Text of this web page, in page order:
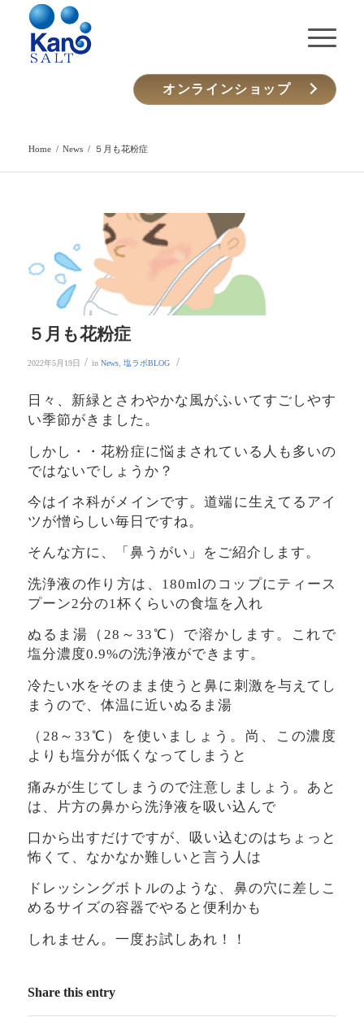
オンラインショップ
Home / News / ５月も花粉症
５月も花粉症
2022年5月19日 / in News, 塩ラボBLOG /
日々、新緑とさわやかな風がふいてすごしやす
い季節がきました。
しかし・・花粉症に悩まされている人も多いの
ではないでしょうか？
今はイネ科がメインです。道端に生えてるアイ
ツが憎らしい毎日ですね。
そんな方に、「鼻うがい」をご紹介します。
洗浄液の作り方は、180mlのコップにティース
プーン2分の1杯くらいの食塩を入れ
ぬるま湯（28～33℃）で溶かします。これで
塩分濃度0.9%の洗浄液ができます。
冷たい水をそのまま使うと鼻に刺激を与えてし
まうので、体温に近いぬるま湯
（28～33℃）を使いましょう。尚、この濃度
よりも塩分が低くなってしまうと
痛みが生じてしまうので注意しましょう。あと
は、片方の鼻から洗浄液を吸い込んで
口から出すだけですが、吸い込むのはちょっと
怖くて、なかなか難しいと言う人は
ドレッシングボトルのような、鼻の穴に差しこ
めるサイズの容器でやると便利かも
しれません。一度お試しあれ！！
Share this entry